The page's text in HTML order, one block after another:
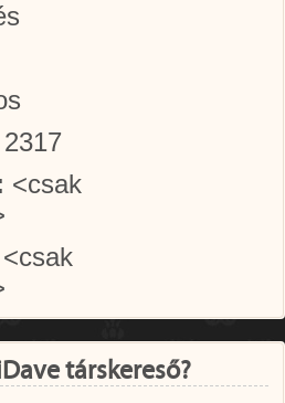
2317
<csak
<csak
társkereső?